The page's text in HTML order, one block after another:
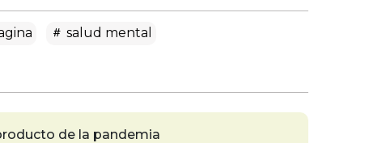
salud mental
de la pandemia